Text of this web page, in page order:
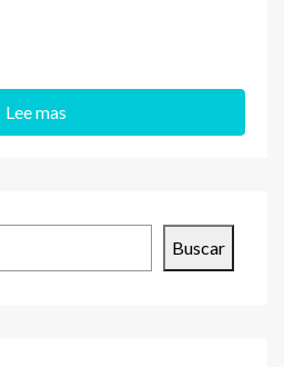
Lee mas
Buscar